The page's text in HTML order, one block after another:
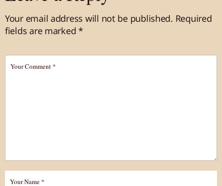
Your email address will not be published. Required
fields are marked*